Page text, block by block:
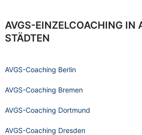
AVGS-EINZELCOACHING IN
STÄDTEN
AVGS-Coaching Berlin
AVGS-Coaching Bremen
AVGS-Coaching Dortmund
AVGS-Coaching Dresden